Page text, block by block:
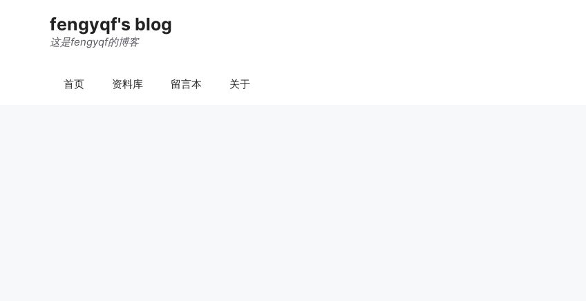
fengyqf's blog
这是fengyqf的博客
首页 资料库 留言本 关于